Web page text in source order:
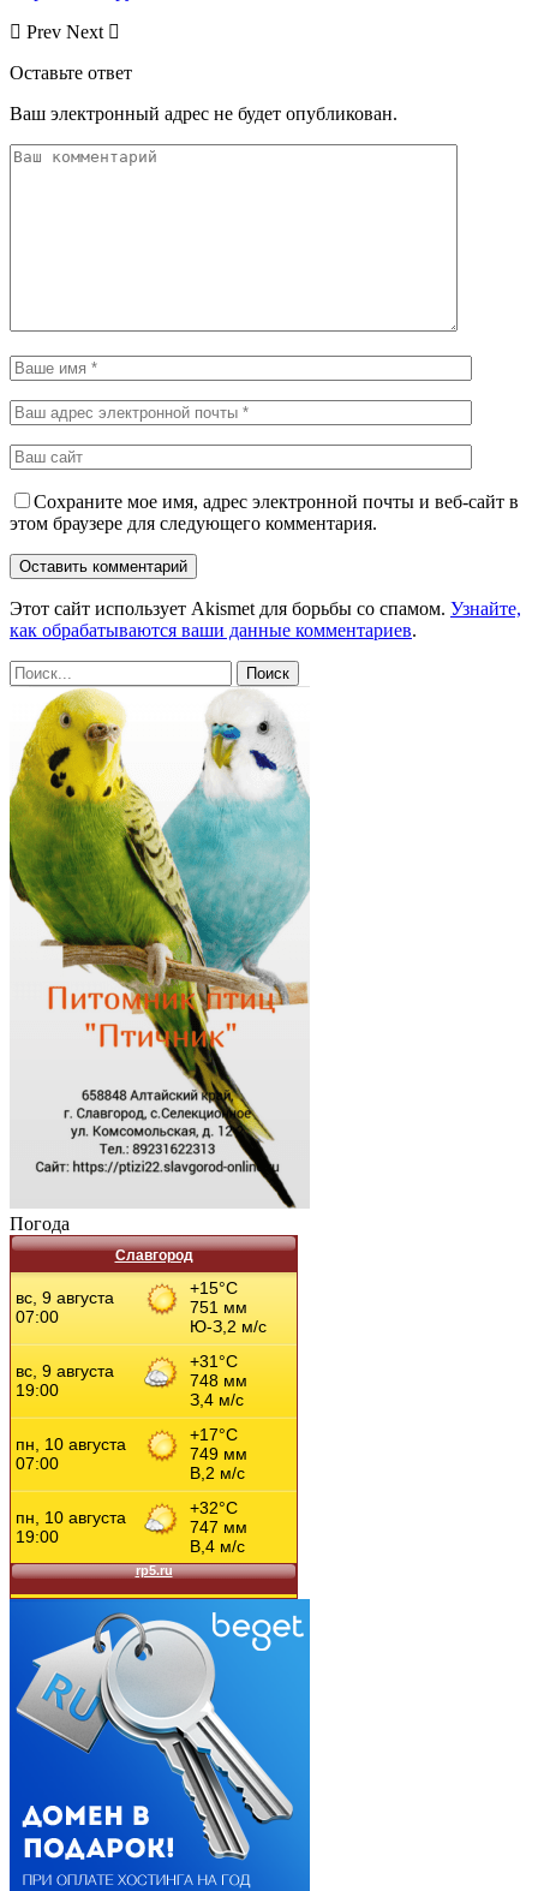
Prev Next
Оставьте ответ
Ваш электронный адрес не будет опубликован.
Сохраните мое имя, адрес электронной почты и веб-сайт в
этом браузере для следующего комментария.
Этот сайт использует Akismet для борьбы со спамом. Узнайте,
как обрабатываются ваши данные комментариев.
Погода
Славгород